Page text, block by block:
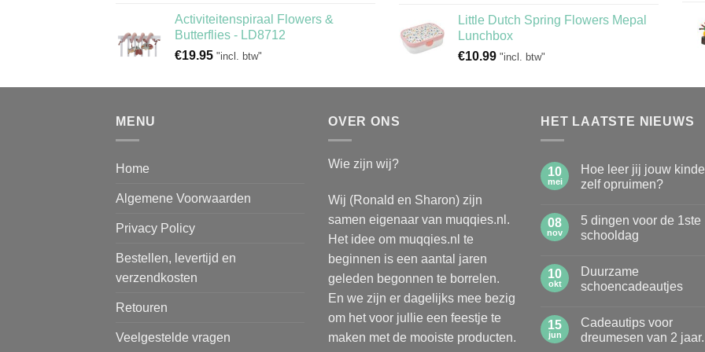
Activiteitenspiraal Flowers &
Butterflies - LD8712
€19.95 "incl. btw"
Little Dutch Spring Flowers Mepal
Lunchbox
€10.99 "incl. btw"
MENU
Home
Algemene Voorwaarden
Privacy Policy
Bestellen, levertijd en
verzendkosten
Retouren
Veelgestelde vragen
OVER ONS
Wie zijn wij?
Wij (Ronald en Sharon) zijn
samen eigenaar van muqqies.nl.
Het idee om muqqies.nl te
beginnen is een aantal jaren
geleden begonnen te borrelen.
En we zijn er dagelijks mee bezig
om het voor jullie een feestje te
maken met de mooiste producten.
HET LAATSTE NIEUWS
10
mei
Hoe leer jij jouw
zelf opruimen?
op
Hoe
leer
kinderen
opruimen?
08
nov
5 dingen voor de 1ste
schooldag
op
dingen
1ste
schooldag
10
okt
Duurzame
schoencadeautjes
op
Duurzame
schoencadeautjes
15
jun
Cadeautips voor
dreumesen van 2 jaar.